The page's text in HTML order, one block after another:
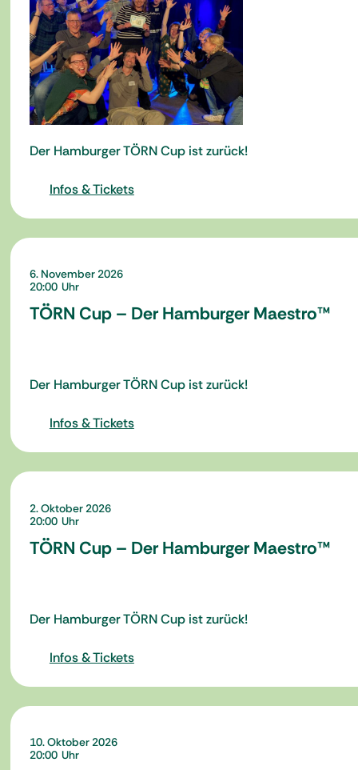
Der Hamburger TÖRN Cup ist zurück!
Infos & Tickets
6. November 2026
20:00
TÖRN Cup – Der Hamburger Maestro™
Der Hamburger TÖRN Cup ist zurück!
Infos & Tickets
2. Oktober 2026
20:00
TÖRN Cup – Der Hamburger Maestro™
Der Hamburger TÖRN Cup ist zurück!
Infos & Tickets
10. Oktober 2026
20:00